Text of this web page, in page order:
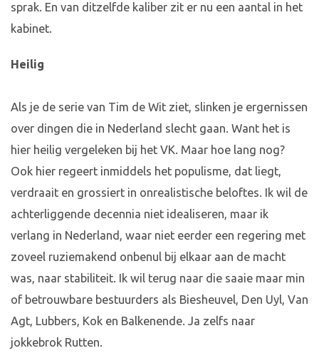
sprak. En van ditzelfde kaliber zit er nu een aantal in het
kabinet.
Heilig
Als je de serie van Tim de Wit ziet, slinken je ergernissen
over dingen die in Nederland slecht gaan. Want het is
hier heilig vergeleken bij het VK. Maar hoe lang nog?
Ook hier regeert inmiddels het populisme, dat liegt,
verdraait en grossiert in onrealistische beloftes. Ik wil de
achterliggende decennia niet idealiseren, maar ik
verlang in Nederland, waar niet eerder een regering met
zoveel ruziemakend onbenul bij elkaar aan de macht
was, naar stabiliteit. Ik wil terug naar die saaie maar min
of betrouwbare bestuurders als Biesheuvel, Den Uyl, Van
Agt, Lubbers, Kok en Balkenende. Ja zelfs naar
jokkebrok Rutten.